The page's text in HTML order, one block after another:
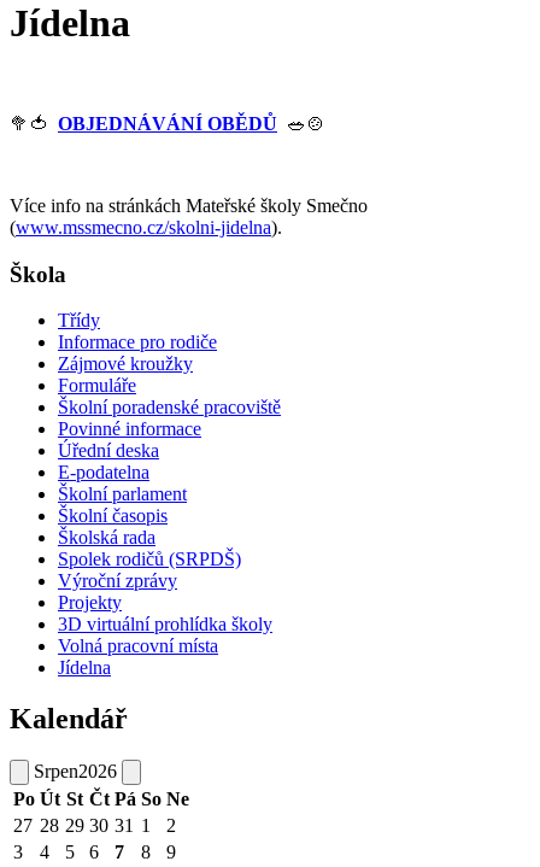
Jídelna
🥦🍅 OBJEDNÁVÁNÍ OBĚDŮ 🥗🍲
Více info na stránkách Mateřské školy Smečno
(www.mssmecno.cz/skolni-jidelna).
Škola
Třídy
Informace pro rodiče
Zájmové kroužky
Formuláře
Školní poradenské pracoviště
Povinné informace
Úřední deska
E-podatelna
Školní parlament
Školní časopis
Školská rada
Spolek rodičů (SRPDŠ)
Výroční zprávy
Projekty
3D virtuální prohlídka školy
Volná pracovní místa
Jídelna
Kalendář
Srpen2026
Po Út St Čt Pá So Ne
27 28 29 30 31 1
2
3
4 5 6 7 8
9